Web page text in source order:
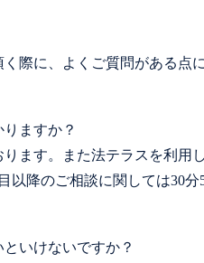
際に、よくご質問がある点
ますか？
ます。また法テラスを利用
以降のご相談に関しては30分
いけないですか？